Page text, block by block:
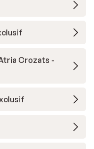
Crozats -